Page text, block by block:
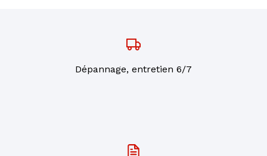
Dépannage, entretien 6/7